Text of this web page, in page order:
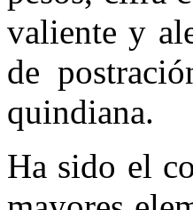
valiente y
de
quindiana.
Ha sido el